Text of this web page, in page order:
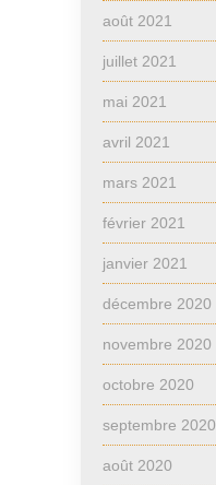
août 2021
juillet 2021
mai 2021
avril 2021
mars 2021
février 2021
janvier 2021
décembre 2020
novembre 2020
octobre 2020
septembre 2020
août 2020